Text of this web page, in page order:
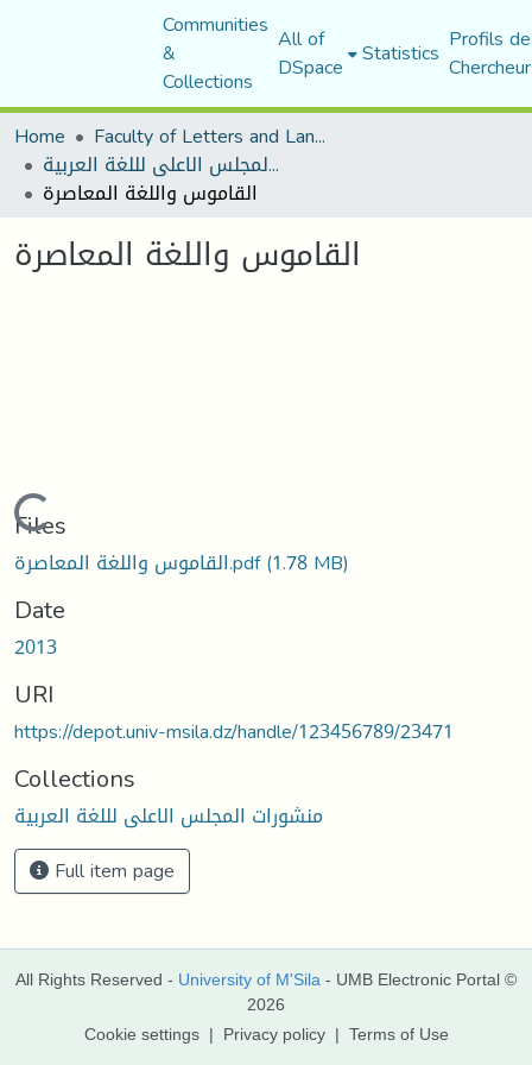
Communities
&
Collections
All of
DSpace Statistics Profils
Home
Faculty of Letters and Languages
منشورات المجلس الاعلى لللغة العربية
القاموس واللغة المعاصرة
القاموس واللغة المعاصرة
Loading...
Files
القاموس واللغة المعاصرة.pdf(1.78 MB)
Date
2013
URI
https://depot.univ-msila.dz/handle/123456789/23471
Collections
منشورات المجلس الاعلى لللغة العربية
Full item page
All Rights Reserved - University of M'Sila - UMB Electronic Portal ©
2026
Cookie settings | Privacy policy | Terms of Use